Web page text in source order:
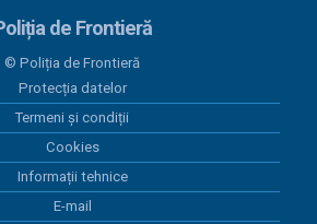
de Frontieră
© Poliția de Frontieră
Protecția datelor
Termeni și condiții
Cookies
Informații tehnice
E-mail